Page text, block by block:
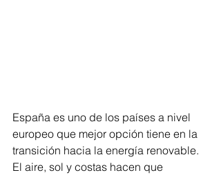
España es uno de los países a nivel
europeo que mejor opción tiene en la
transición hacia la energía renovable.
El aire, sol y costas hacen que